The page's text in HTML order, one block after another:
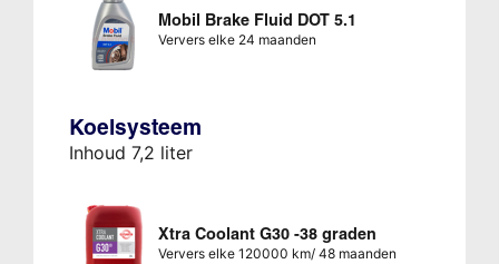
Mobil Brake Fluid DOT 5.1
Ververs elke 24 maanden
Koelsysteem
Inhoud 7,2 liter
Xtra Coolant G30 -38 graden
Ververs elke 120000 km/ 48 maanden